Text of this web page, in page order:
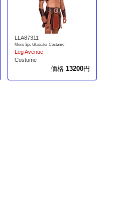
LLA87311
Mens 3pc Gladiator Costume
Leg Avenue
Costume
価格 13200円